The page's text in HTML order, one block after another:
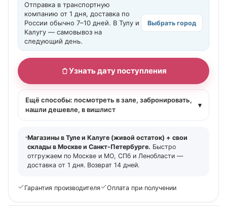
Отправка в транспортную
компанию от 1 дня, доставка по
России обычно 7–10 дней. В Тулу и
Калугу — самовывоз на
следующий день.
Выбрать город
Узнать дату поступления
Ещё способы: посмотреть в зале, забронировать,
нашли дешевле, в вишлист
▾
Магазины в Туле и Калуге (живой остаток) + свои
склады в Москве и Санкт-Петербурге. Быстро
отгружаем по Москве и МО, СПб и Ленобласти —
доставка от 1 дня. Возврат 14 дней.
Гарантия производителя Оплата при получении